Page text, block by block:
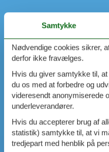
Samtykke
Nødvendige cookies sikrer,
derfor ikke fravælges.
Hvis du giver samtykke til,
du os med at forbedre og
videresendt anonymiserede
underleverandører.
Hvis du accepterer brug af
statistik) samtykke til, at vi
tredjepart med henblik på